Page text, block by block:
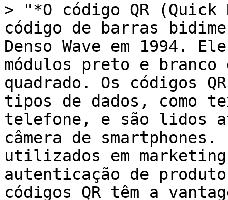
> "*O código QR (Quick
código de barras
Denso Wave em 1994.
módulos preto e branco
quadrado. Os códigos
tipos de dados, como
telefone, e são lidos
câmera de smartphones.
utilizados em
autenticação de
códigos QR têm a